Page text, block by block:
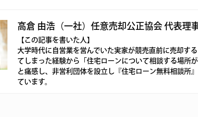
高倉 由浩（一社）任意売却公正協会 代表理
【この記事を書いた人】
大学時代に自営業を営んでいた実家が競売直前に売却す
てしまった経験から「住宅ローンについて相談する場所が
と痛感し、非営利団体を設立し『住宅ローン無料相談所
ています。